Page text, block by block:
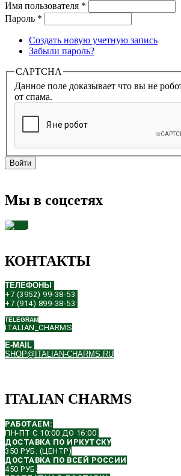
Имя пользователя *
Пароль *
Создать новую учетную запись
Забыли пароль?
CAPTCHA
Данное поле доказывает что вы не
от спама.
Мы в соцсетях
КОНТАКТЫ
ТЕЛЕФОНЫ
+7 (3952) 99-38-53
+7 (914) 899-38-53
TELEGRAM
ITALIAN_CHARMS
E-MAIL
SHOP@ITALIAN-CHARMS.RU
ITALIAN CHARMS
РАБОТАЕМ:
ПН-ПТ С 10:00 ДО 16:00
ДОСТАВКА ПО ИРКУТСКУ
350 РУБ. (ЦЕНТР)
ДОСТАВКА ПО ВСЕЙ РОССИИ
450 РУБ.